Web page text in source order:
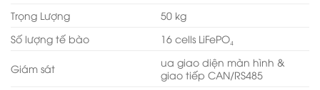
Trọng Lượng
50 kg
Số lượng tế bào
16 cells LiFePO₄
Giám sát
ua giao diện màn hình &
giao tiếp CAN/RS485